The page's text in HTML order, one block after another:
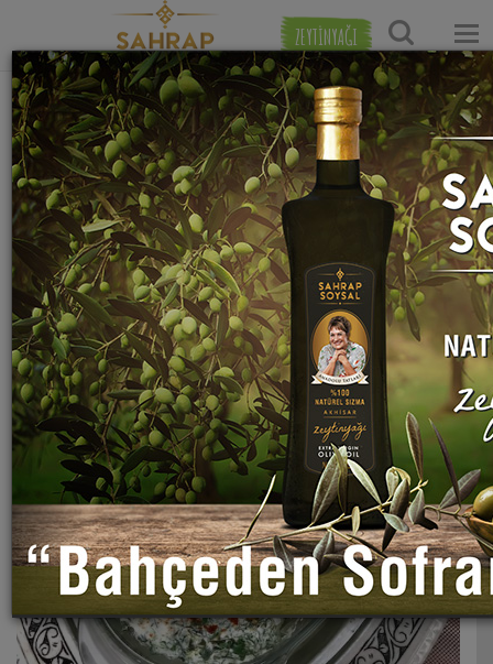
ZEYTİNYAĞI
Ana Sayfa Yöresel Yemek Tarifleri